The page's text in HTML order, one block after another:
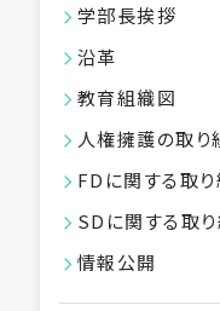
学部長挨拶
沿革
教育組織図
人権擁護の取り
FDに関する取
SDに関する取
情報公開